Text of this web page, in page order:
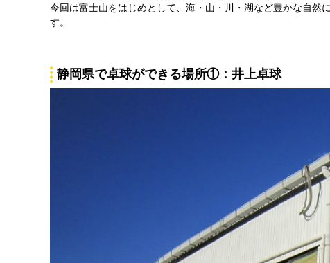
今回は富士山をはじめとして、海・山・川・湖など豊かな自
す。
静岡県で卓球ができる場所①：井上卓球